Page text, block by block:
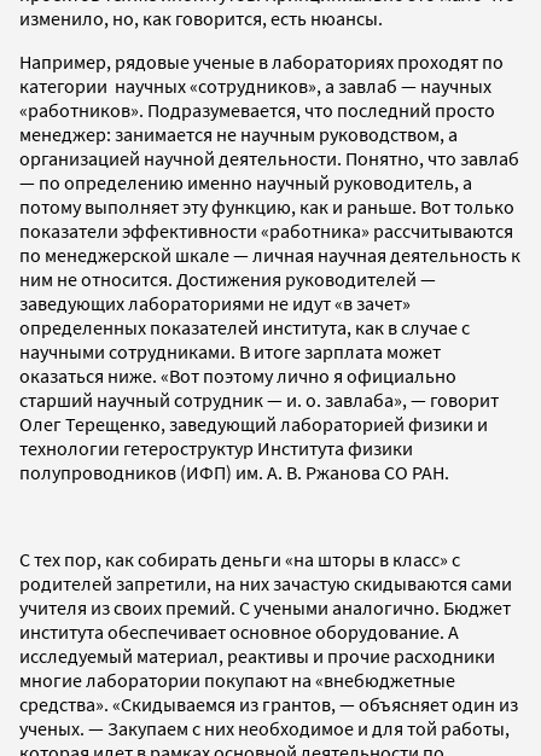
изменило, но, как говорится, есть нюансы.
Например, рядовые ученые в лабораториях проходят по
категории научных «сотрудников», а завлаб — научных
«работников». Подразумевается, что последний просто
менеджер: занимается не научным руководством, а
организацией научной деятельности. Понятно, что завлаб
— по определению именно научный руководитель, а
потому выполняет эту функцию, как и раньше. Вот только
показатели эффективности «работника» рассчитываются
по менеджерской шкале — личная научная деятельность к
ним не относится. Достижения руководителей —
заведующих лабораториями не идут «в зачет»
определенных показателей института, как в случае с
научными сотрудниками. В итоге зарплата может
оказаться ниже. «Вот поэтому лично я официально
старший научный сотрудник — и. о. завлаба», — говорит
Олег Терещенко, заведующий лабораторией физики и
технологии гетероструктур Института физики
полупроводников (ИФП) им. А. В. Ржанова СО РАН.
С тех пор, как собирать деньги «на шторы в класс» с
родителей запретили, на них зачастую скидываются сами
учителя из своих премий. С учеными аналогично. Бюджет
института обеспечивает основное оборудование. А
исследуемый материал, реактивы и прочие расходники
многие лаборатории покупают на «внебюджетные
средства». «Скидываемся из грантов, — объясняет один из
ученых. — Закупаем с них необходимое и для той работы,